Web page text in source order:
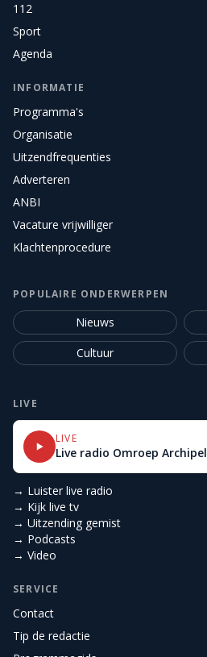
112
Sport
Agenda
INFORMATIE
Programma's
Organisatie
Uitzendfrequenties
Adverteren
ANBI
Vacature vrijwilliger
Klachtenprocedure
POPULAIRE ONDERWERPEN
Nieuws
Cultuur
LIVE
LIVE
Live radio Omroep Archipel
→ Luister live radio
→ Kijk live tv
→ Uitzending gemist
→ Podcasts
→ Video
SERVICE
Contact
Tip de redactie